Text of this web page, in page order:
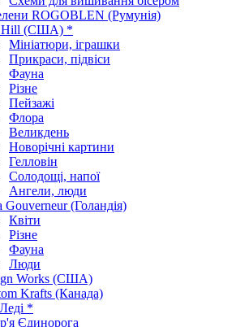
ROGOBLEN (Румунія)
Hill (США) *
Мініатюри, іграшки
Прикраси, підвіси
Фауна
Різне
Пейзажі
Флора
Великдень
Новорічні картини
Гелловін
Солодощі, напої
Ангели, люди
Gouverneur (Голандія)
Квіти
Різне
Фауна
Люди
Works (США)
Krafts (Канада)
*
Єдинорога